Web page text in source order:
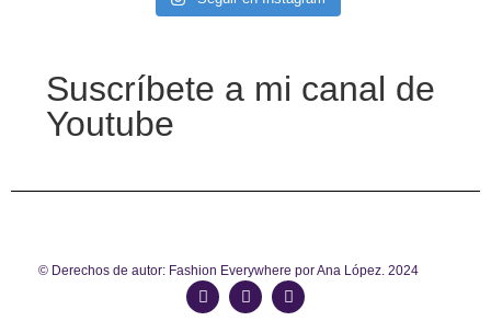
Suscríbete a mi canal de
Youtube
© Derechos de autor: Fashion Everywhere por Ana López. 2024